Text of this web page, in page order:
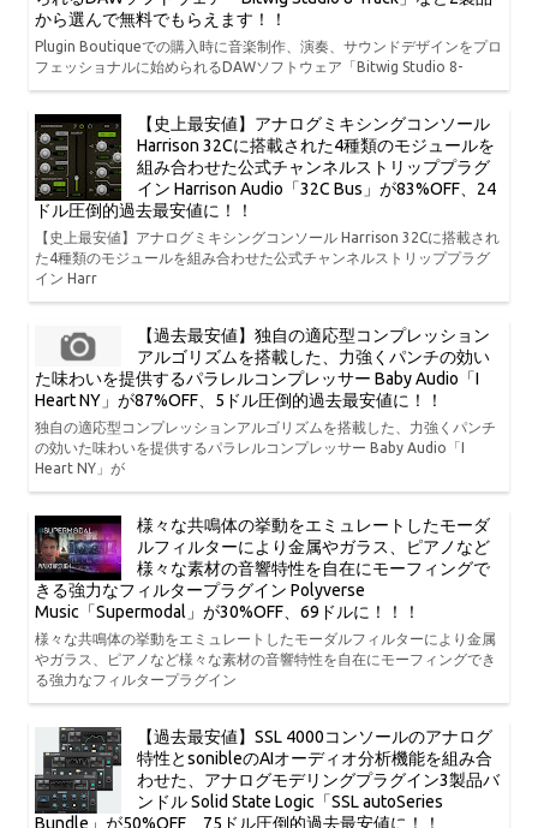
から選んで無料でもらえます！！
Plugin Boutiqueでの購入時に音楽制作、演奏、サウンドデザインをプロ
フェッショナルに始められるDAWソフトウェア「Bitwig Studio 8-
【史上最安値】アナログミキシングコンソール
Harrison 32Cに搭載された4種類のモジュールを
組み合わせた公式チャンネルストリッププラグ
イン Harrison Audio「32C Bus」が83%OFF、24
ドル圧倒的過去最安値に！！
【史上最安値】アナログミキシングコンソール Harrison 32Cに搭載され
た4種類のモジュールを組み合わせた公式チャンネルストリッププラグ
イン Harr
【過去最安値】独自の適応型コンプレッション
アルゴリズムを搭載した、力強くパンチの効い
た味わいを提供するパラレルコンプレッサー Baby Audio「I
Heart NY」が87%OFF、5ドル圧倒的過去最安値に！！
独自の適応型コンプレッションアルゴリズムを搭載した、力強くパンチ
の効いた味わいを提供するパラレルコンプレッサー Baby Audio「I
Heart NY」が
様々な共鳴体の挙動をエミュレートしたモーダ
ルフィルターにより金属やガラス、ピアノなど
様々な素材の音響特性を自在にモーフィングで
きる強力なフィルタープラグイン Polyverse
Music「Supermodal」が30%OFF、69ドルに！！！
様々な共鳴体の挙動をエミュレートしたモーダルフィルターにより金属
やガラス、ピアノなど様々な素材の音響特性を自在にモーフィングでき
る強力なフィルタープラグイン
【過去最安値】SSL 4000コンソールのアナログ
特性とsonibleのAIオーディオ分析機能を組み合
わせた、アナログモデリングプラグイン3製品バ
ンドル Solid State Logic「SSL autoSeries
Bundle」が50%OFF、75ドル圧倒的過去最安値に！！